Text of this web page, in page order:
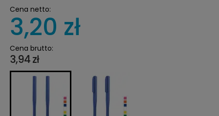
Cena brutto:
3,94 zł
Cena netto:
3,20 zł